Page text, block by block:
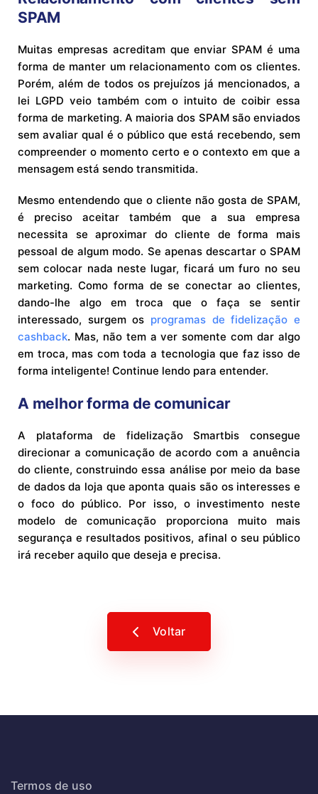
SPAM
Muitas empresas acreditam que enviar SPAM é uma
forma de manter um relacionamento com os clientes.
Porém, além de todos os prejuízos já mencionados, a
lei LGPD veio também com o intuito de coibir essa
forma de marketing. A maioria dos SPAM são enviados
sem avaliar qual é o público que está recebendo, sem
compreender o momento certo e o contexto em que a
mensagem está sendo transmitida.
Mesmo entendendo que o cliente não gosta de SPAM,
é preciso aceitar também que a sua empresa
necessita se aproximar do cliente de forma mais
pessoal de algum modo. Se apenas descartar o SPAM
sem colocar nada neste lugar, ficará um furo no seu
marketing. Como forma de se conectar ao clientes,
dando-lhe algo em troca que o faça se sentir
interessado, surgem os programas de fidelização e
cashback. Mas, não tem a ver somente com dar algo
em troca, mas com toda a tecnologia que faz isso de
forma inteligente! Continue lendo para entender.
A melhor forma de comunicar
A plataforma de fidelização Smartbis consegue
direcionar a comunicação de acordo com a anuência
do cliente, construindo essa análise por meio da base
de dados da loja que aponta quais são os interesses e
o foco do público. Por isso, o investimento neste
modelo de comunicação proporciona muito mais
segurança e resultados positivos, afinal o seu público
irá receber aquilo que deseja e precisa.
Voltar
Termos de uso